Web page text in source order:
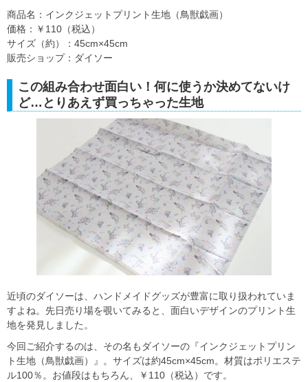
商品名：インクジェットプリント生地（鳥獣戯画）
価格：￥110（税込）
サイズ（約）：45cm×45cm
販売ショップ：ダイソー
この組み合わせ面白い！何に使うか決めてないけ
ど…とりあえず買っちゃった生地
近頃のダイソーは、ハンドメイドグッズが豊富に取り扱われていま
すよね。先日売り場を覗いてみると、面白いデザインのプリント生
地を発見しました。
今回ご紹介するのは、その名もダイソーの『インクジェットプリン
ト生地（鳥獣戯画）』。サイズは約45cm×45cm。材質はポリエステ
ル100％。お値段はもちろん、￥110（税込）です。